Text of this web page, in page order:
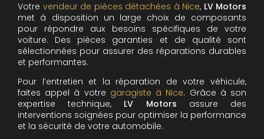
Votre vendeur de pièces détachées à Nice, LV Motors
met à disposition un large choix de composants
pour répondre aux besoins spécifiques de votre
voiture. Des pièces garanties et de qualité sont
sélectionnées pour assurer des réparations durables
et performantes.
Pour l’entretien et la réparation de votre véhicule,
faites appel à votre garagiste à Nice. Grâce à son
expertise technique, LV Motors assure des
interventions soignées pour optimiser la performance
et la sécurité de votre automobile.